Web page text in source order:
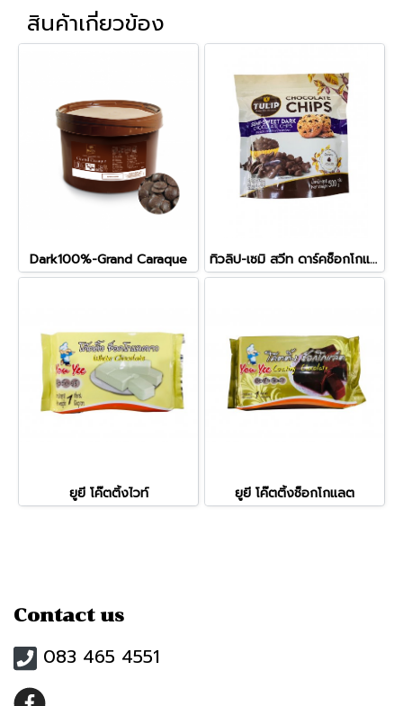
สินค้าเกี่ยวข้อง
Dark100%-Grand Caraque ทิวลิป-เซมิ สวีท ดาร์คช็อกโกแลตชิปส์
ยูยี โค๊ตติ้งไวท์ ยูยี โค๊ตติ้งช็อกโกแลต
Contact us
083 465 4551